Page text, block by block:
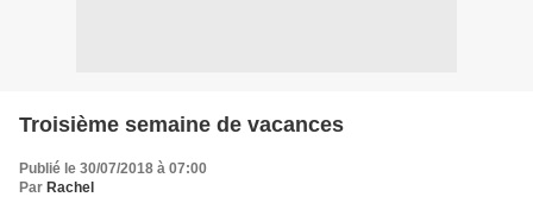
Troisième semaine de vacances
Publié le 30/07/2018 à 07:00
Par Rachel